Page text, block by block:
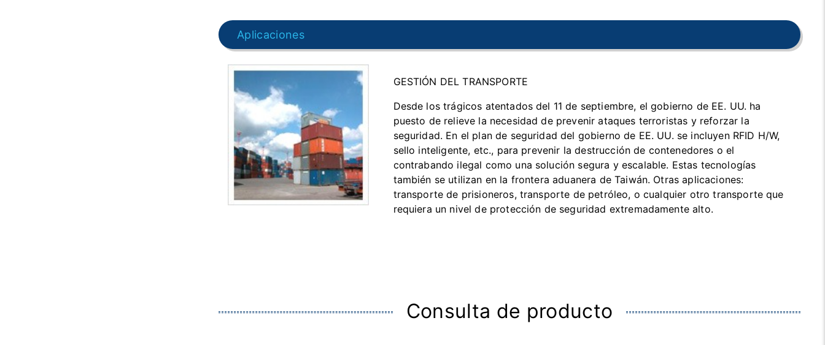
Aplicaciones
GESTIÓN DEL TRANSPORTE
Desde los trágicos atentados del 11 de septiembre, el gobierno de EE. UU. ha
puesto de relieve la necesidad de prevenir ataques terroristas y reforzar la
seguridad. En el plan de seguridad del gobierno de EE. UU. se incluyen RFID H/W,
sello inteligente, etc., para prevenir la destrucción de contenedores o el
contrabando ilegal como una solución segura y escalable. Estas tecnologías
también se utilizan en la frontera aduanera de Taiwán. Otras aplicaciones:
transporte de prisioneros, transporte de petróleo, o cualquier otro transporte que
requiera un nivel de protección de seguridad extremadamente alto.
Consulta de producto